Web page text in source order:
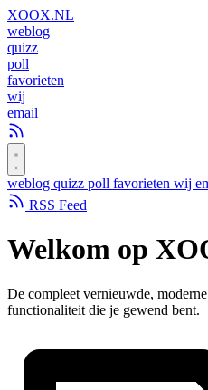
XOOX.NL
weblog
quizz
poll
favorieten
wij
email
weblog quizz poll favorieten wij
RSS Feed
Welkom op
De compleet vernieuwde,
functionaliteit die je gewend bent.